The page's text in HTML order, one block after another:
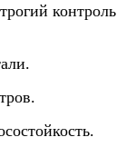
контроль